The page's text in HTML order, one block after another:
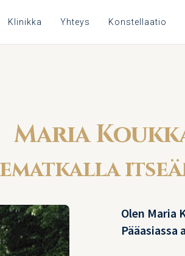
Klinikka Yhteys Konstellaatio
Maria
Olen Maria